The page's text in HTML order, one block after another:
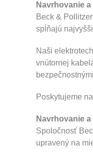
Navrhovanie
Beck &
spĺňajú
Naši
vnútornej
Poskytujeme
Navrhovanie
Spoločnosť
upravený na